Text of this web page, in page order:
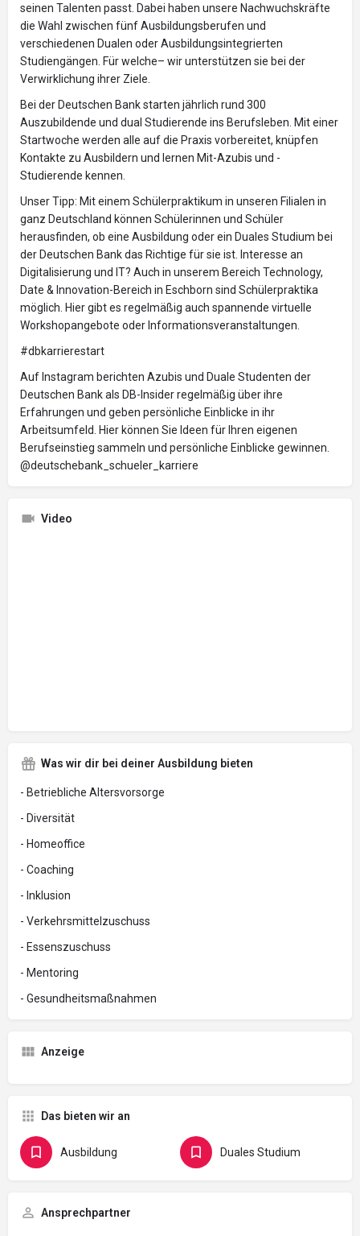
seinen Talenten passt. Dabei haben unsere Nachwuchskräfte
die Wahl zwischen fünf Ausbildungsberufen und
verschiedenen Dualen oder Ausbildungsintegrierten
Studiengängen. Für welche– wir unterstützen sie bei der
Verwirklichung ihrer Ziele.
Bei der Deutschen Bank starten jährlich rund 300
Auszubildende und dual Studierende ins Berufsleben. Mit einer
Startwoche werden alle auf die Praxis vorbereitet, knüpfen
Kontakte zu Ausbildern und lernen Mit-Azubis und -
Studierende kennen.
Unser Tipp: Mit einem Schülerpraktikum in unseren Filialen in
ganz Deutschland können Schülerinnen und Schüler
herausfinden, ob eine Ausbildung oder ein Duales Studium bei
der Deutschen Bank das Richtige für sie ist. Interesse an
Digitalisierung und IT? Auch in unserem Bereich Technology,
Date & Innovation-Bereich in Eschborn sind Schülerpraktika
möglich. Hier gibt es regelmäßig auch spannende virtuelle
Workshopangebote oder Informationsveranstaltungen.
#dbkarrierestart
Auf Instagram berichten Azubis und Duale Studenten der
Deutschen Bank als DB-Insider regelmäßig über ihre
Erfahrungen und geben persönliche Einblicke in ihr
Arbeitsumfeld. Hier können Sie Ideen für Ihren eigenen
Berufseinstieg sammeln und persönliche Einblicke gewinnen.
@deutschebank_schueler_karriere
Video
Was wir dir bei deiner Ausbildung bieten
- Betriebliche Altersvorsorge
- Diversität
- Homeoffice
- Coaching
- Inklusion
- Verkehrsmittelzuschuss
- Essenszuschuss
- Mentoring
- Gesundheitsmaßnahmen
Anzeige
Das bieten wir an
Ausbildung Duales Studium
Ansprechpartner